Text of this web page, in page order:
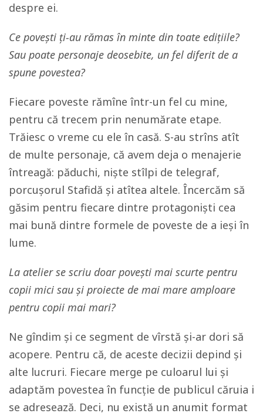
despre ei.
Ce povești ți-au rămas în minte din toate edițiile?
Sau poate personaje deosebite, un fel diferit de a
spune povestea?
Fiecare poveste rămîne într-un fel cu mine,
pentru că trecem prin nenumărate etape.
Trăiesc o vreme cu ele în casă. S-au strîns atît
de multe personaje, că avem deja o menajerie
întreagă: păduchi, niște stîlpi de telegraf,
porcușorul Stafidă și atîtea altele. Încercăm să
găsim pentru fiecare dintre protagoniști cea
mai bună dintre formele de poveste de a ieși în
lume.
La atelier se scriu doar povești mai scurte pentru
copii mici sau și proiecte de mai mare amploare
pentru copii mai mari?
Ne gîndim și ce segment de vîrstă și-ar dori să
acopere. Pentru că, de aceste decizii depind și
alte lucruri. Fiecare merge pe culoarul lui și
adaptăm povestea în funcție de publicul căruia i
se adresează. Deci, nu există un anumit format